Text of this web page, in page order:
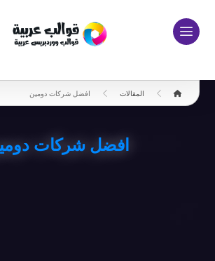
المقالات افضل شركات دومين
افضل شركات